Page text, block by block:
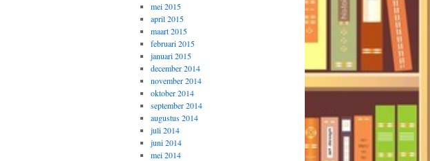
mei 2015
april 2015
maart 2015
februari 2015
januari 2015
december 2014
november 2014
oktober 2014
september 2014
augustus 2014
juli 2014
juni 2014
mei 2014